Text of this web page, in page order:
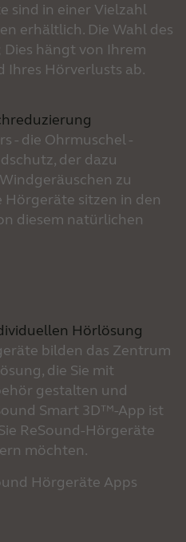
sind in einer Vielzahl
erhältlich. Die Wahl des
Dies hängt von Ihrem
Ihres Hörverlusts ab.
- die Ohrmuschel -
der dazu
zu
sitzen in den
diesem natürlichen
Hörlösung
bilden das Zentrum
die Sie mit
gestalten und
Smart 3D™-App ist
ReSound-Hörgeräte
möchten.
Hörgeräte Apps